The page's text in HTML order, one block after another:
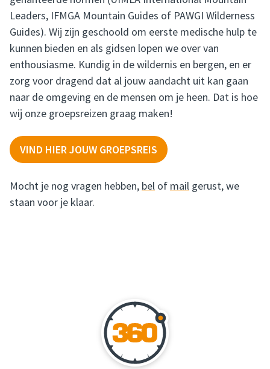
Leaders, IFMGA Mountain Guides of PAWGI Wilderness
Guides). Wij zijn geschoold om eerste medische hulp te
kunnen bieden en als gidsen lopen we over van
enthousiasme. Kundig in de wildernis en bergen, en er
zorg voor dragend dat al jouw aandacht uit kan gaan
naar de omgeving en de mensen om je heen. Dat is hoe
wij onze groepsreizen graag maken!
VIND HIER JOUW GROEPSREIS
Mocht je nog vragen hebben, bel of mail gerust, we
staan voor je klaar.